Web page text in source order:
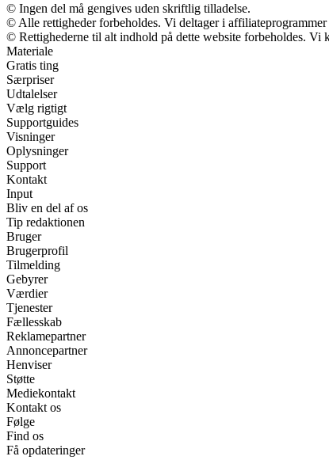
© Ingen del må gengives uden skriftlig tilladelse.
© Alle rettigheder forbeholdes. Vi deltager i
© Rettighederne til alt indhold på dette website forbeholdes. Vi
Materiale
Gratis ting
Særpriser
Udtalelser
Vælg rigtigt
Supportguides
Visninger
Oplysninger
Support
Kontakt
Input
Bliv en del af os
Tip redaktionen
Bruger
Brugerprofil
Tilmelding
Gebyrer
Værdier
Tjenester
Fællesskab
Reklamepartner
Annoncepartner
Henviser
Støtte
Mediekontakt
Kontakt os
Følge
Find os
Få opdateringer